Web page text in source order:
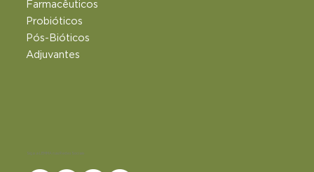
Farmacêuticos
Probióticos
Pós-Bióticos
Adjuvantes
Siga a LEMMA nas Redes Sociais